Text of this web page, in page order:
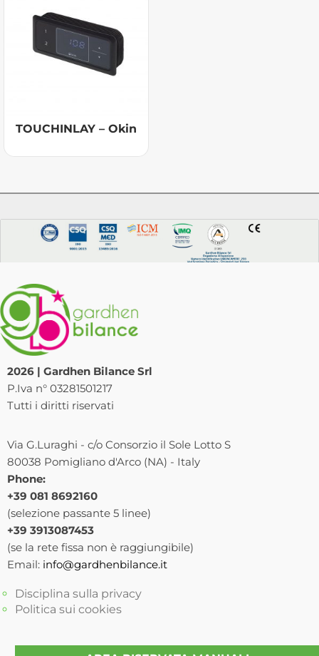
TOUCHINLAY – Okin
2026 | Gardhen Bilance Srl
P.Iva n° 03281501217
Tutti i diritti riservati
Via G.Luraghi - c/o Consorzio il Sole Lotto S
80038 Pomigliano d'Arco (NA) - Italy
Phone:
+39 081 8692160
(selezione passante 5 linee)
+39 3913087453
(se la rete fissa non è raggiungibile)
Email: info@gardhenbilance.it
Disciplina sulla privacy
Politica sui cookies